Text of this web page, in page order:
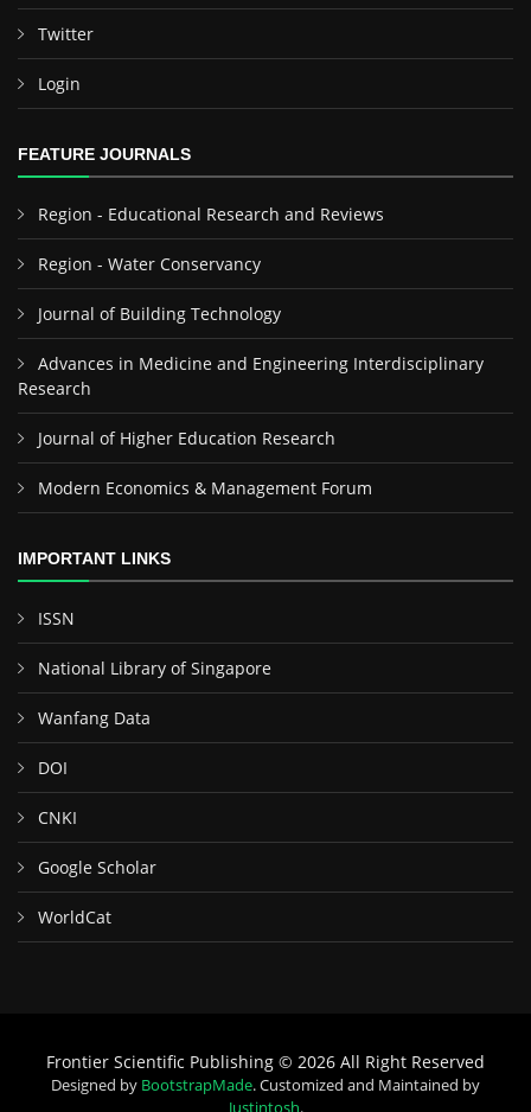
Twitter
Login
FEATURE JOURNALS
Region - Educational Research and Reviews
Region - Water Conservancy
Journal of Building Technology
Advances in Medicine and Engineering Interdisciplinary
Research
Journal of Higher Education Research
Modern Economics & Management Forum
IMPORTANT LINKS
ISSN
National Library of Singapore
Wanfang Data
DOI
CNKI
Google Scholar
WorldCat
Frontier Scientific Publishing © 2026 All Right Reserved
Designed by BootstrapMade. Customized and Maintained by
Justintosh.